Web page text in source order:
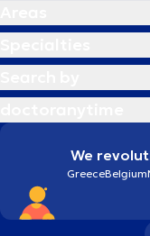
We
GreeceBelgium